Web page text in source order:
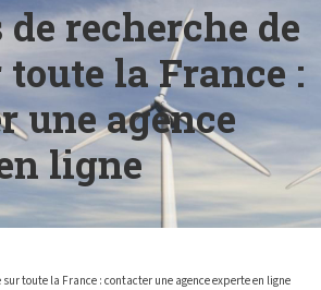
recherche de
la France :
une agence
ligne
toute la France : contacter une agence experte en ligne